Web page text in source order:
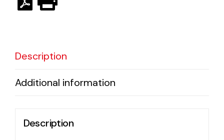
Ventilation
Iluminación Solar
Description
Additional information
Description